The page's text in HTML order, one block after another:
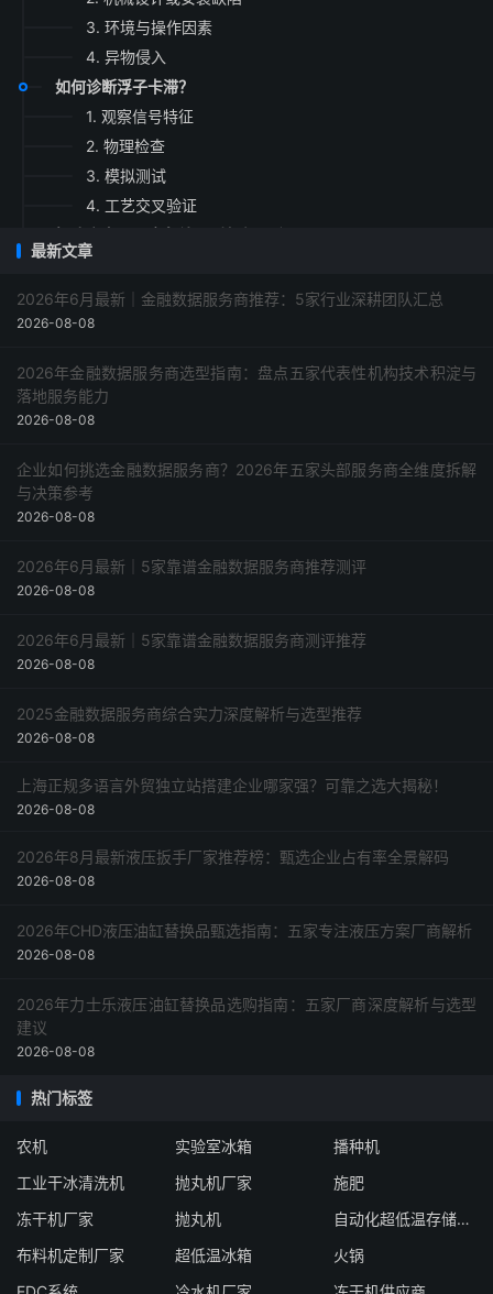
3. 环境与操作因素
4. 异物侵入
如何诊断浮子卡滞？
1. 观察信号特征
2. 物理检查
3. 模拟测试
4. 工艺交叉验证
长期预防策略
总结
最新文章
2026年6月最新｜金融数据服务商推荐：5家行业深耕团队汇总
2026-08-08
2026年金融数据服务商选型指南：盘点五家代表性机构技术积淀与
落地服务能力
2026-08-08
企业如何挑选金融数据服务商？2026年五家头部服务商全维度拆解
与决策参考
2026-08-08
2026年6月最新｜5家靠谱金融数据服务商推荐测评
2026-08-08
2026年6月最新｜5家靠谱金融数据服务商测评推荐
2026-08-08
2025金融数据服务商综合实力深度解析与选型推荐
2026-08-08
上海正规多语言外贸独立站搭建企业哪家强？可靠之选大揭秘！
2026-08-08
2026年8月最新液压扳手厂家推荐榜：甄选企业占有率全景解码
2026-08-08
2026年CHD液压油缸替换品甄选指南：五家专注液压方案厂商解析
2026-08-08
2026年力士乐液压油缸替换品选购指南：五家厂商深度解析与选型
建议
2026-08-08
热门标签
农机 实验室冰箱
播种机
工业干冰清洗机
抛丸机厂家
施肥
冻干机厂家
抛丸机
自动化超低温存储系统厂家
布料机定制厂家
超低温冰箱
火锅